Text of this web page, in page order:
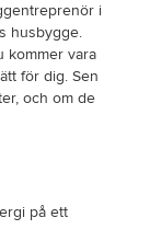
i
husbygge.
kommer vara
för dig. Sen
och om de
på ett